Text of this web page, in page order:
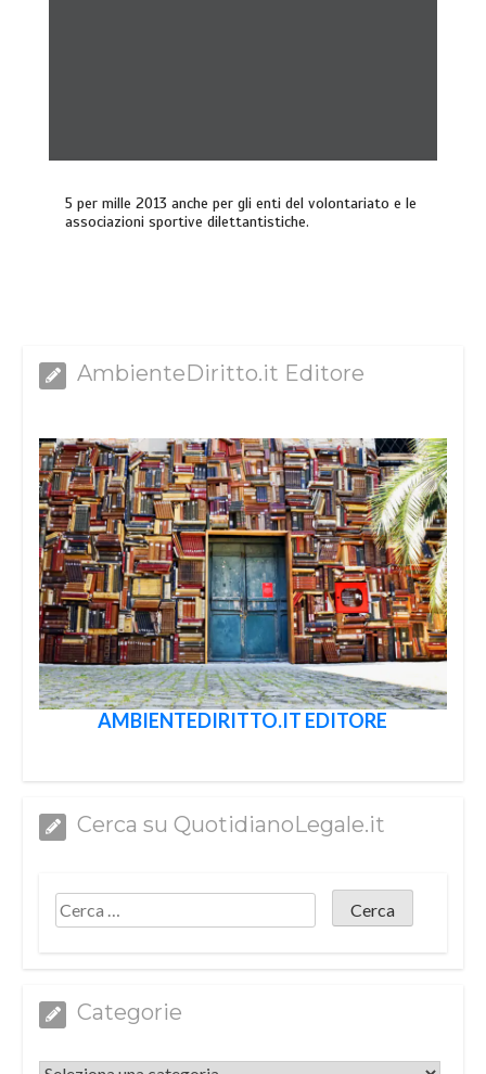
5 per mille 2013 anche per gli enti del volontariato e le
associazioni sportive dilettantistiche.
AmbienteDiritto.it Editore
AMBIENTEDIRITTO.IT EDITORE
Cerca su QuotidianoLegale.it
Categorie